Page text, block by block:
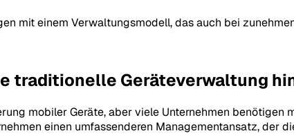
mit einem Verwaltungsmodell, das auch bei
traditionelle Geräteverwaltung
mobiler Geräte, aber viele Unternehmen
einen umfassenderen Managementansatz, der